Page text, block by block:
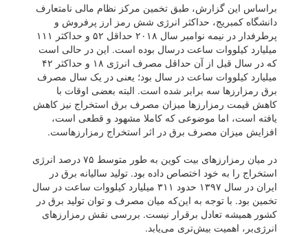
براساس این گزارش، طبق تخمین مرکز نظام مالی نامتعارف
دانشگاه کمبریج، حداکثر انرژی شش رمز ارز پرفروش و
پرطرفدار در نیمه نوامبر سال ۲۰۱۸ حداقل ۵۲ و حداکثر ۱۱۱
میلیارد کیلووات ساعت درسال بوده است. این در حالی است
که در سال قبل از آن حداقل مصرف انرژی ۱۸ و حداکثر ۴۲
میلیارد کیلووات ساعت در سال بود؛ یعنی در یک سال مصرف
برق رمزارز‌ها سه برابر شده است. البته بعضی اوقات با
کاهش قیمت رمزارز‌ها میزان مصرف برق استخراج نیز کاهش
یافته است، اما موضوعی که کاملا مشهود و قطعی است،
افزایش میزان مصرف برق در اثر استخراج رمزارزهاست.
در میان رمزارز‌های بیت کوین به طور متوسط ۷۵ درصد انرژی
استخراج را به خود اختصاص داده بود. تولید سالیانه برق در
ایران در سال ۱۳۹۷ حدود ۳۱۱ میلیارد کیلووات ساعت در سال
تخمین بود. با توجه به این‌که میان مصرف و توان تولید برق در
کشور همیشه تعادل برقرار نیست. بررسی نقش رمزارز‌های
انرژی‌بر، اهمیت بیش‌تری می‌یابد.